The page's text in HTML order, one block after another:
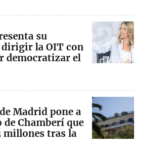
su
la OIT con
democratizar el
Madrid pone a
Chamberí que
millones tras la